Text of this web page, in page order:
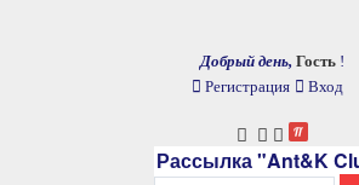
Добрый день, Гость !
Регистрация
Вход
Рассылка "Ant&K